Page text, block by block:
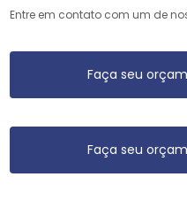
Entre em contato com um de
Faça seu
Faça seu